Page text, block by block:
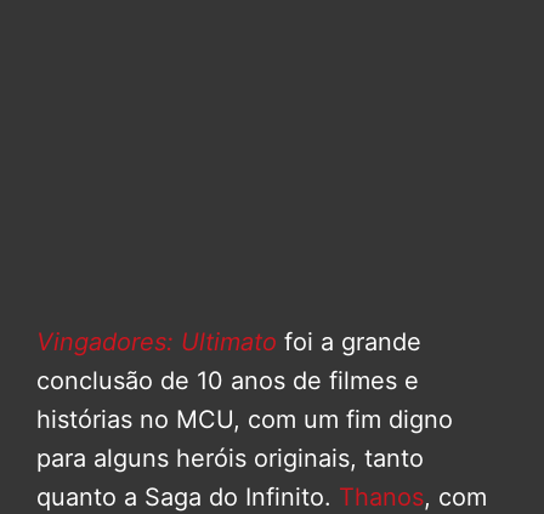
Vingadores: Ultimato foi a grande
conclusão de 10 anos de filmes e
histórias no MCU, com um fim digno
para alguns heróis originais, tanto
quanto a Saga do Infinito. Thanos, com